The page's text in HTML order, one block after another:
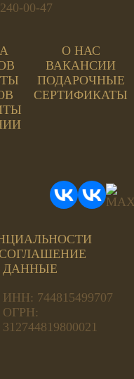
00-47
О НАС
ВАКАНСИИ
ПОДАРОЧНЫЕ
СЕРТИФИКАТЫ
ДАННЫЕ
ИНН: 744815499707
ОГРН:
312744819800021